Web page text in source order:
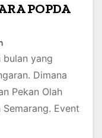
POPDA
bulan yang
Dimana
Pekan Olah
Event